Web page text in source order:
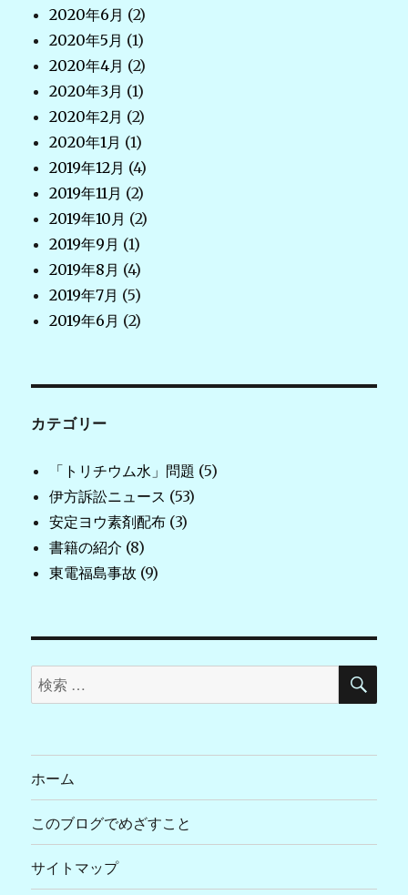
2020年6月 (2)
2020年5月 (1)
2020年4月 (2)
2020年3月 (1)
2020年2月 (2)
2020年1月 (1)
2019年12月 (4)
2019年11月 (2)
2019年10月 (2)
2019年9月 (1)
2019年8月 (4)
2019年7月 (5)
2019年6月 (2)
カテゴリー
「トリチウム水」問題 (5)
伊方訴訟ニュース (53)
安定ヨウ素剤配布 (3)
書籍の紹介 (8)
東電福島事故 (9)
検
索
象:
検
ホーム
このブログでめざすこと
サイトマップ